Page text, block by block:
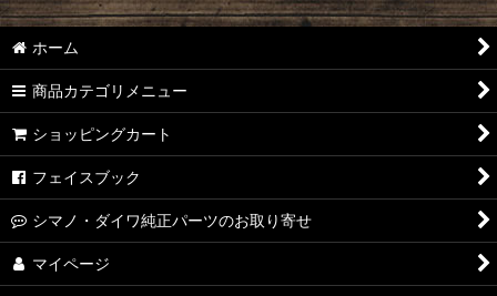
ホーム
商品カテゴリメニュー
ショッピングカート
フェイスブック
シマノ・ダイワ純正パーツのお取り寄せ
マイページ